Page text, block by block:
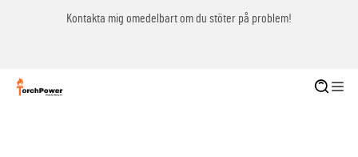
Kontakta mig omedelbart om du stöter på problem!